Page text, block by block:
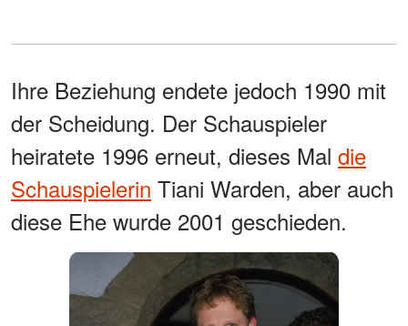
Ihre Beziehung endete jedoch 1990 mit
der Scheidung. Der Schauspieler
heiratete 1996 erneut, dieses Mal die
Schauspielerin Tiani Warden, aber auch
diese Ehe wurde 2001 geschieden.